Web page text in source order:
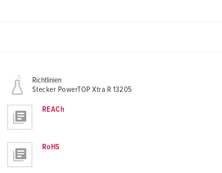
Richtlinien
Stecker PowerTOP Xtra R 13205
REACh
RoHS